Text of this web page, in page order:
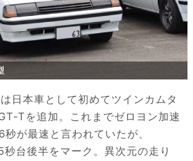
日本車として初めてツインカムタ
Tを追加。これまでゼロヨン加速
が最速と言われていたが、
台後半をマーク。異次元の走り